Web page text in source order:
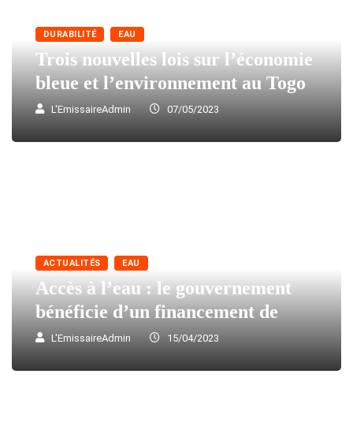
DURABILITÉ EAU
Trois nouvelles lois sur l’économie
bleue et l’environnement au Togo
L'EmissaireAdmin 07/05/2023
ACTUALITÉS EAU
Accès à l’eau : le gouvernement
bénéficie d’un financement de
L'EmissaireAdmin 15/04/2023